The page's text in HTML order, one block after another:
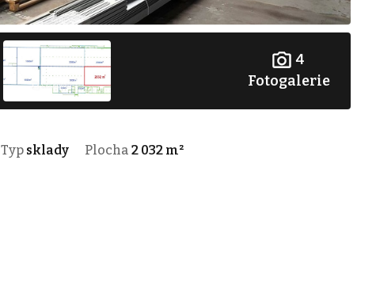
4
Fotogalerie
Typ sklady Plocha 2 032 m²